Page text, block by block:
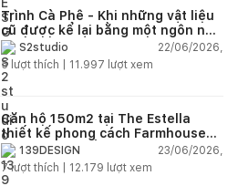
Trình Cà Phê - Khi những vật liệu
cũ được kể lại bằng một ngôn ngữ
thiết kế mới
S2studio
22/06/2026,
5 lượt thích | 11.997 lượt xem
Căn hộ 150m2 tại The Estella
thiết kế phong cách Farmhouse
thanh lịch và ấm áp
139DESIGN
23/06/2026,
7lượt thích | 12.179 lượt xem